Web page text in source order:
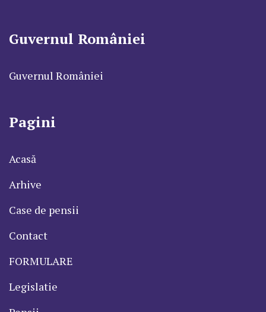
Guvernul României
Guvernul României
Pagini
Acasă
Arhive
Case de pensii
Contact
FORMULARE
Legislatie